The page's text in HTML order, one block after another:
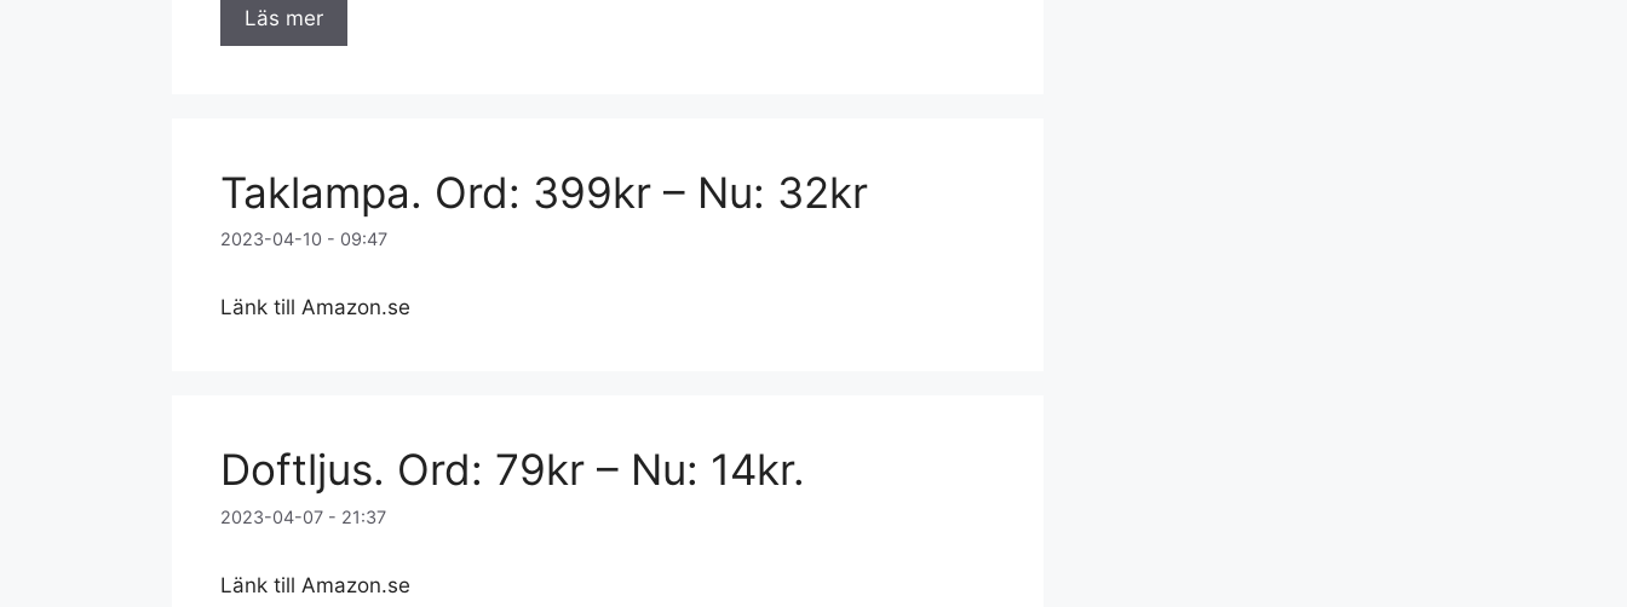
Läs mer
Taklampa. Ord: 399kr – Nu: 32kr
2023-04-10 - 09:47
Länk till Amazon.se
Doftljus. Ord: 79kr – Nu: 14kr.
2023-04-07 - 21:37
Länk till Amazon.se